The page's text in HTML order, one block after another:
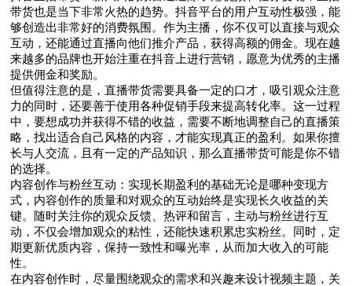
带货也是当下非常火热的趋势。抖音平台的用户互动性极强，能
够创造出非常好的消费氛围。作为主播，你不仅可以直接与观众
互动，还能通过直播向他们推介产品，获得高额的佣金。现在越
来越多的品牌也开始注重在抖音上进行营销，愿意为优秀的主播
提供佣金和奖励。
但值得注意的是，直播带货需要具备一定的口才，吸引观众注意
力的同时，还要善于使用各种促销手段来提高转化率。这一过程
中，要想成功并获得不错的收益，需要不断地调整自己的直播策
略，找出适合自己风格的内容，才能实现真正的盈利。如果你擅
长与人交流，且有一定的产品知识，那么直播带货可能是你不错
的选择。
内容创作与粉丝互动：实现长期盈利的基础无论是哪种变现方
式，内容创作的质量和对观众的互动始终是实现长久收益的关
键。随时关注你的观众反馈、热评和留言，主动与粉丝进行互
动，不仅会增加观众的粘性，还能快速积累忠实粉丝。同时，定
期更新优质内容，保持一致性和曝光率，从而加大收入的可能
性。
在内容创作时，尽量围绕观众的需求和兴趣来设计视频主题，关